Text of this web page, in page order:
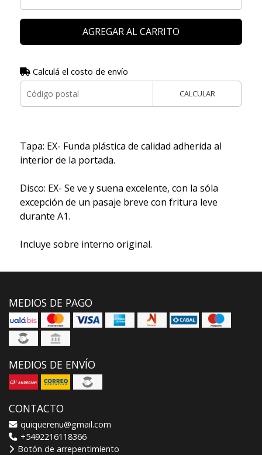
AGREGAR AL CARRITO
Calculá el costo de envío
CALCULAR
Tapa: EX- Funda plástica de calidad adherida al
interior de la portada.
Disco: EX- Se ve y suena excelente, con la sóla
excepción de un pasaje breve con fritura leve
durante A1.
Incluye sobre interno original.
MEDIOS DE PAGO
MEDIOS DE ENVÍO
CONTACTO
quiquerenu@gmail.com
+5492216118366
Botón de arrepentimiento